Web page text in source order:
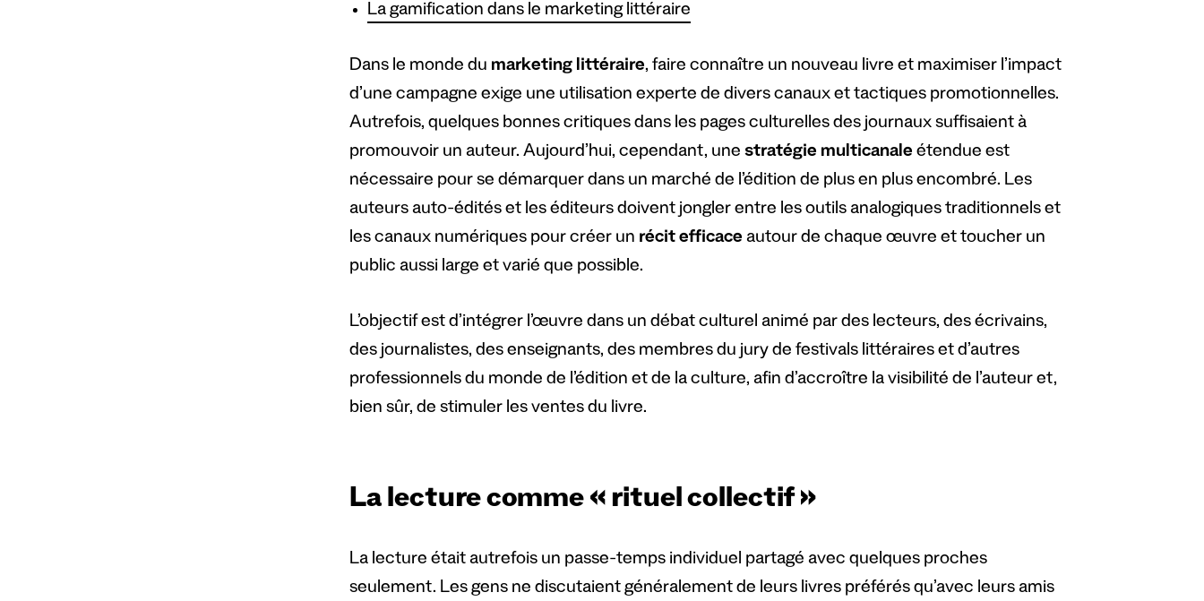
La gamification dans le marketing littéraire
Dans le monde du marketing littéraire, faire connaître un nouveau livre et maximiser l’impact
d’une campagne exige une utilisation experte de divers canaux et tactiques promotionnelles.
Autrefois, quelques bonnes critiques dans les pages culturelles des journaux suffisaient à
promouvoir un auteur. Aujourd’hui, cependant, une stratégie multicanale étendue est
nécessaire pour se démarquer dans un marché de l’édition de plus en plus encombré. Les
auteurs auto-édités et les éditeurs doivent jongler entre les outils analogiques traditionnels et
les canaux numériques pour créer un récit efficace autour de chaque œuvre et toucher un
public aussi large et varié que possible.
L’objectif est d’intégrer l’œuvre dans un débat culturel animé par des lecteurs, des écrivains,
des journalistes, des enseignants, des membres du jury de festivals littéraires et d’autres
professionnels du monde de l’édition et de la culture, afin d’accroître la visibilité de l’auteur et,
bien sûr, de stimuler les ventes du livre.
La lecture comme « rituel collectif »
La lecture était autrefois un passe-temps individuel partagé avec quelques proches
seulement. Les gens ne discutaient généralement de leurs livres préférés qu’avec leurs amis